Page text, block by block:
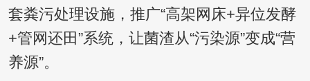
套粪污处理设施，推广“高架网床+异位发酵
+管网还田”系统，让菌渣从“污染源”变成“营
养源”。